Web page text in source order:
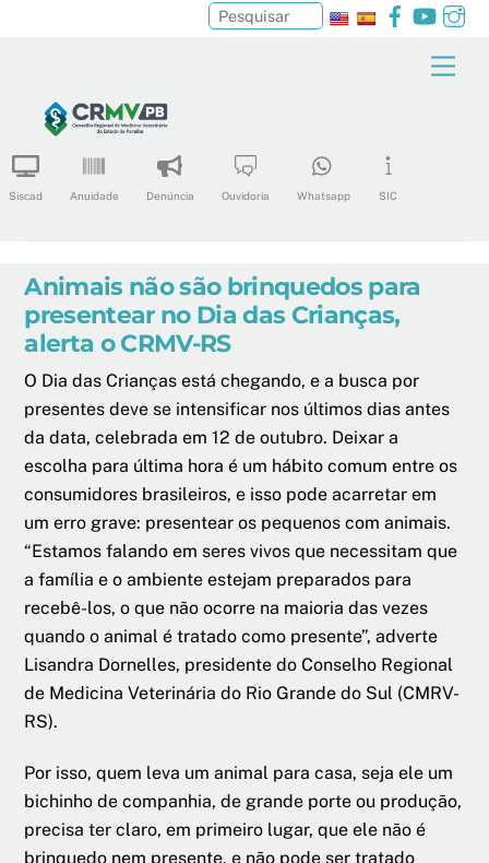
content
Facebook
Siscad Anuidade Denúncia Ouvidoria Whatsapp SIC
Pesquisar
Animais não são brinquedos para
presentear no Dia das Crianças,
alerta o CRMV-RS
O Dia das Crianças está chegando, e a busca por
presentes deve se intensificar nos últimos dias antes
da data, celebrada em 12 de outubro. Deixar a
escolha para última hora é um hábito comum entre os
consumidores brasileiros, e isso pode acarretar em
um erro grave: presentear os pequenos com animais.
“Estamos falando em seres vivos que necessitam que
a família e o ambiente estejam preparados para
recebê-los, o que não ocorre na maioria das vezes
quando o animal é tratado como presente”, adverte
Lisandra Dornelles, presidente do Conselho Regional
de Medicina Veterinária do Rio Grande do Sul (CMRV-
RS).
Por isso, quem leva um animal para casa, seja ele um
bichinho de companhia, de grande porte ou produção,
precisa ter claro, em primeiro lugar, que ele não é
brinquedo nem presente, e não pode ser tratado